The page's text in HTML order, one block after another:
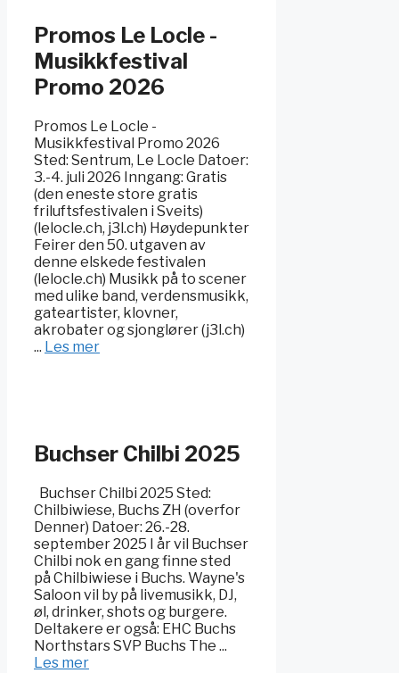
Promos Le Locle -
Musikkfestival
Promo 2026
Promos Le Locle -
Musikkfestival Promo 2026
Sted: Sentrum, Le Locle Datoer:
3.-4. juli 2026 Inngang: Gratis
(den eneste store gratis
friluftsfestivalen i Sveits)
(lelocle.ch, j3l.ch) Høydepunkter
Feirer den 50. utgaven av
denne elskede festivalen
(lelocle.ch) Musikk på to scener
med ulike band, verdensmusikk,
gateartister, klovner,
akrobater og sjonglører (j3l.ch)
... Les mer
Buchser Chilbi 2025
Buchser Chilbi 2025 Sted:
Chilbiwiese, Buchs ZH (overfor
Denner) Datoer: 26.-28.
september 2025 I år vil Buchser
Chilbi nok en gang finne sted
på Chilbiwiese i Buchs. Wayne's
Saloon vil by på livemusikk, DJ,
øl, drinker, shots og burgere.
Deltakere er også: EHC Buchs
Northstars SVP Buchs The ...
Les mer